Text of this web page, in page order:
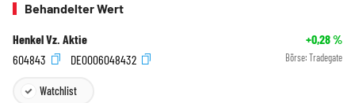
Behandelter Wert
Henkel Vz. Aktie +0,28%
604843
DE0006048432 Börse: Tradegate
Watchlist